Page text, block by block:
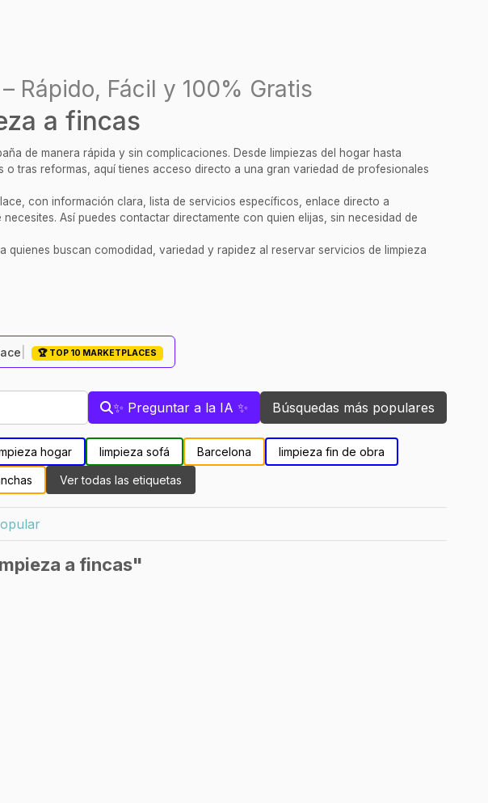
Rápido, Fácil y 100% Gratis
a fincas
de manera rápida y sin complicaciones. Desde limpiezas del hogar hasta
tras reformas, aquí tienes acceso directo a una gran variedad de profesionales
con información clara, lista de servicios específicos, enlace directo a
Así puedes contactar directamente con quien elijas, sin necesidad de
buscan comodidad, variedad y rapidez al reservar servicios de limpieza
🏆 TOP 10 MARKETPLACES
✨ Preguntar a la IA ✨ Búsquedas más populares
hogar limpieza sofá Barcelona limpieza fin de obra
Ver todas las etiquetas
a fincas"